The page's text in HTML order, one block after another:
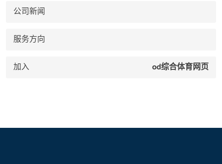
公司新闻
服务方向
加入 od综合体育网页